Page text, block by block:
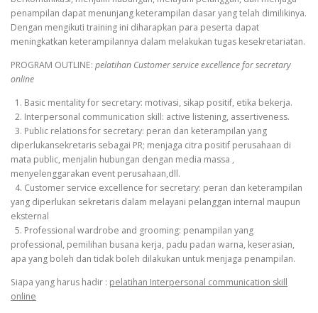
penampilan dapat menunjang keterampilan dasar yang telah dimilikinya.
Dengan mengikuti training ini diharapkan para peserta dapat
meningkatkan keterampilannya dalam melakukan tugas kesekretariatan.
PROGRAM OUTLINE: pelatihan Customer service excellence for secretary
online
1. Basic mentality for secretary: motivasi, sikap positif, etika bekerja.
2. Interpersonal communication skill: active listening, assertiveness.
3. Public relations for secretary: peran dan keterampilan yang
diperlukansekretaris sebagai PR; menjaga citra positif perusahaan di
mata public, menjalin hubungan dengan media massa ,
menyelenggarakan event perusahaan,dll.
4. Customer service excellence for secretary: peran dan keterampilan
yang diperlukan sekretaris dalam melayani pelanggan internal maupun
eksternal
5. Professional wardrobe and grooming: penampilan yang
professional, pemilihan busana kerja, padu padan warna, keserasian,
apa yang boleh dan tidak boleh dilakukan untuk menjaga penampilan.
Siapa yang harus hadir : pelatihan Interpersonal communication skill
online